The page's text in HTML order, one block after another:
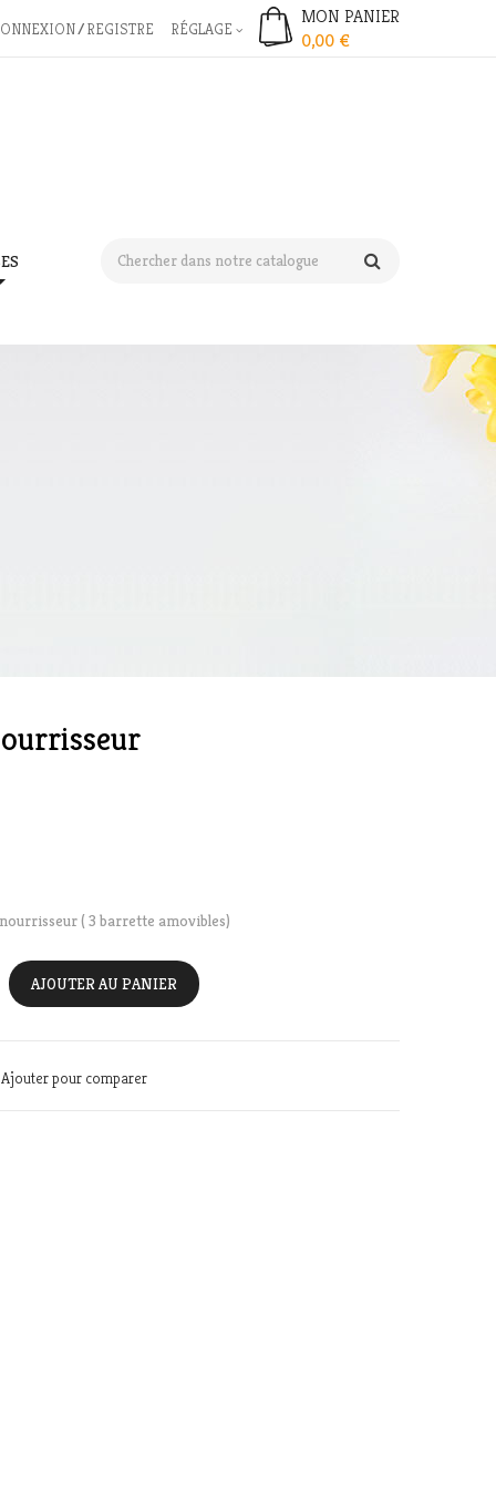
REGISTRE RÉGLAGE
MON PANIER
0,00 €
( 3 barrette amovibles)
AJOUTER AU PANIER
Ajouter pour comparer